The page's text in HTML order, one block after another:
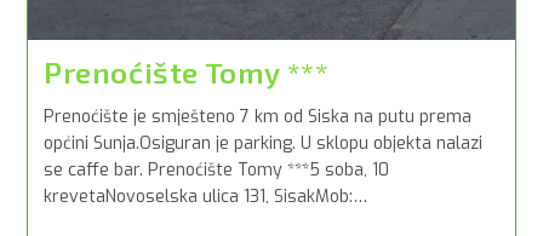
Prenoćište Tomy ***
Prenoćište je smješteno 7 km od Siska na putu prema
općini Sunja.Osiguran je parking. U sklopu objekta nalazi
se caffe bar. Prenoćište Tomy ***5 soba, 10
krevetaNovoselska ulica 131, SisakMob:…